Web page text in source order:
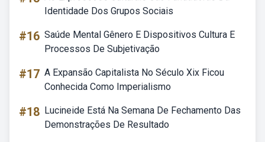
Identidade Dos Grupos Sociais
#16 Saúde Mental Gênero E Dispositivos Cultura E
Processos De Subjetivação
#17 A Expansão Capitalista No Século Xix Ficou
Conhecida Como Imperialismo
#18 Lucineide Está Na Semana De Fechamento Das
Demonstrações De Resultado